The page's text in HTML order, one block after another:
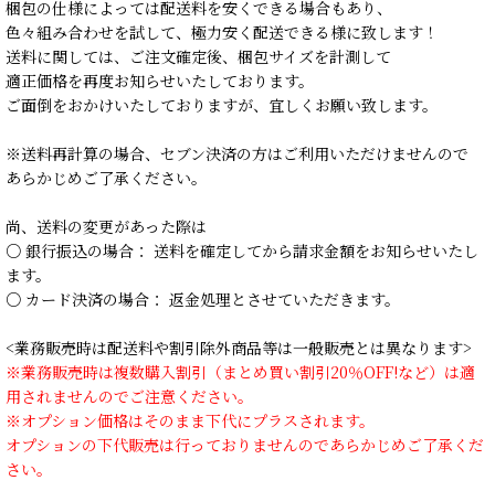
梱包の仕様によっては配送料を安くできる場合もあり、
色々組み合わせを試して、極力安く配送できる様に致します！
送料に関しては、ご注文確定後、梱包サイズを計測して
適正価格を再度お知らせいたしております。
ご面倒をおかけいたしておりますが、宜しくお願い致します。
※送料再計算の場合、セブン決済の方はご利用いただけませんので
あらかじめご了承ください。
尚、送料の変更があった際は
○ 銀行振込の場合： 送料を確定してから請求金額をお知らせいたし
ます。
○ カード決済の場合： 返金処理とさせていただきます。
<業務販売時は配送料や割引除外商品等は一般販売とは異なります>
※業務販売時は複数購入割引（まとめ買い割引20％OFF!など）は適
用されませんのでご注意ください。
※オプション価格はそのまま下代にプラスされます。
オプションの下代販売は行っておりませんのであらかじめご了承くだ
さい。